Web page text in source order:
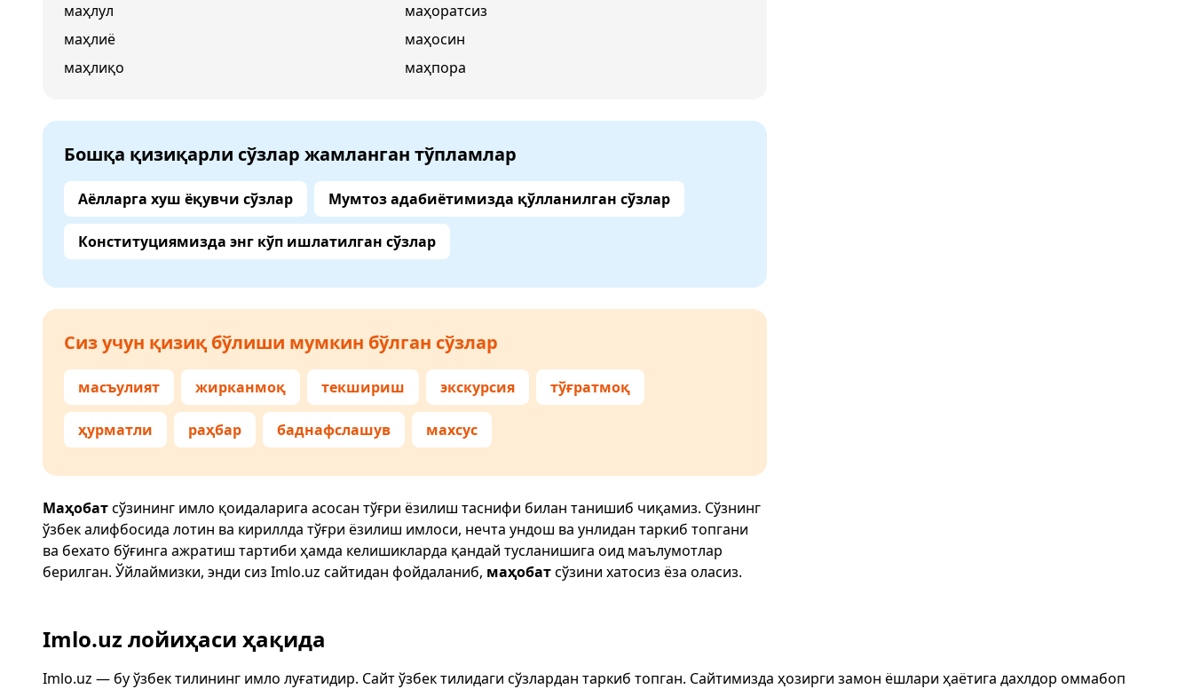
маҳлул
маҳлиё
маҳлиқо
маҳоратсиз
маҳосин
маҳпора
Бошқа қизиқарли сўзлар жамланган тўпламлар
Аёлларга хуш ёқувчи сўзлар Мумтоз адабиётимизда қўлланилган сўзлар
Конституциямизда энг кўп ишлатилган сўзлар
Сиз учун қизиқ бўлиши мумкин бўлган сўзлар
масъулият жирканмоқ текшириш экскурсия тўғратмоқ
ҳурматли раҳбар баднафслашув махсус
Маҳобатсўзининг имло қоидаларига асосан тўғри ёзилиш таснифи билан танишиб чиқамиз. Сўзнинг
ўзбек алифбосида лотин ва кириллда тўғри ёзилиш имлоси, нечта ундош ва унлидан таркиб топгани
ва бехато бўғинга ажратиш тартиби ҳамда келишикларда қандай тусланишига оид маълумотлар
берилган. Ўйлаймизки, энди сиз Imlo.uz сайтидан фойдаланиб, маҳобатсўзини хатосиз ёза оласиз.
Imlo.uz лойиҳаси ҳақида
Imlo.uz — бу ўзбек тилининг имло луғатидир. Сайт ўзбек тилидаги сўзлардан таркиб топган. Сайтимизда ҳозирги замон ёшлари ҳаётига дахлдор оммабоп